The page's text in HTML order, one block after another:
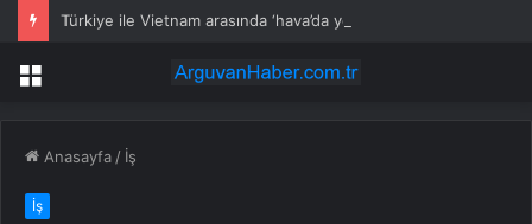
Menü
Anasayfa / İş
İş